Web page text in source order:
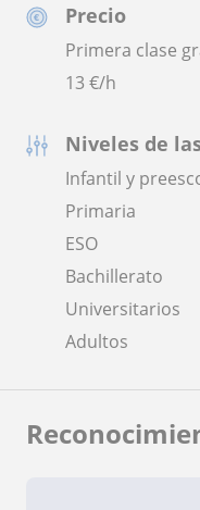
Precio
Primera clase
13 €/h
Niveles de
Infantil y
Primaria
ESO
Bachillerato
Universitarios
Adultos